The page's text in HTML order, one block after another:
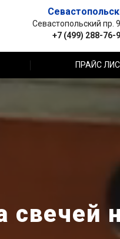
Севастопольский пр.
+7 (499) 288-76-
ПРАЙС
свечей